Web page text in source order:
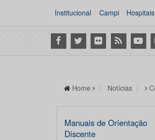
Institucional Campi Hospitais
Facebook
Twitter Flickr RSS
Home Notícias
Manuais de Orientação
Discente